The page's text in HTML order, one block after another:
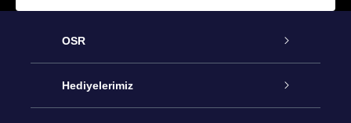
OSR
Hizmet
Hediyelerimiz